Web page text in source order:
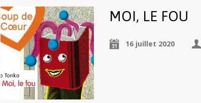
MOI, LE FOU
16 juillet 2020